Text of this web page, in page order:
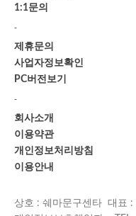
1:1문의
-
제휴문의
사업자정보확인
PC버전보기
-
회사소개
이용약관
개인정보처리방침
이용안내
상호 : 쉐마문구센타 대표 :